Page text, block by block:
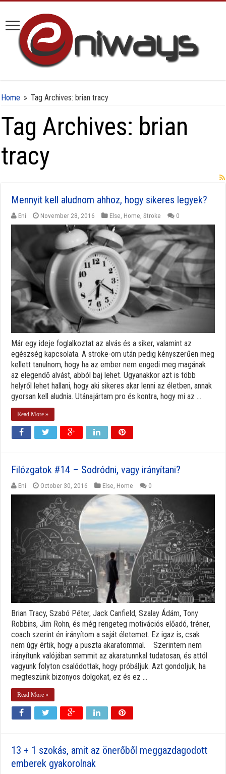
Home » Tag Archives: brian tracy
Tag Archives: brian
tracy
Mennyit kell aludnom ahhoz, hogy sikeres legyek?
Eni November 28, 2016 Else Home ,Stroke 0
Már egy ideje foglalkoztat az alvás és a siker, valamint az
egészség kapcsolata. A stroke-om után pedig kényszerűen meg
kellett tanulnom, hogy ha az ember nem engedi meg magának
az elegendő alvást, abból baj lehet. Ugyanakkor azt is több
helyről lehet hallani, hogy aki sikeres akar lenni az életben, annak
gyorsan kell aludnia. Utánajártam pro és kontra, hogy mi az ...
Read More »
Filózgatok #14 – Sodródni, vagy irányítani?
Eni October 30, 2016 Else Home 0
Brian Tracy, Szabó Péter, Jack Canfield, Szalay Ádám, Tony
Robbins, Jim Rohn, és még rengeteg motivációs előadó, tréner,
coach szerint én irányítom a saját életemet. Ez igaz is, csak
nem úgy értik, hogy a puszta akaratommal. Szerintem nem
irányítunk valójában semmit az akaratunnkal tudatosan, és attól
vagyunk folyton csalódottak, hogy próbáljuk. Azt gondoljuk, ha
megteszünk bizonyos dolgokat, ez és ez ...
Read More »
13 + 1 szokás, amit az önerőből meggazdagodott
emberek gyakorolnak